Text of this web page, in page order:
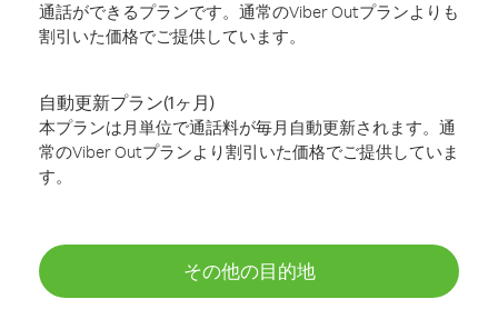
通話ができるプランです。通常のViber Outプランよりも
割引いた価格でご提供しています。
自動更新プラン(1ヶ月)
本プランは月単位で通話料が毎月自動更新されます。通
常のViber Outプランより割引いた価格でご提供していま
す。
その他の目的地